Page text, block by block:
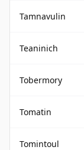
Tamnavulin
Teaninich
Tobermory
Tomatin
Tomintoul